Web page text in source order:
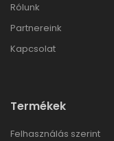
Rólunk
Partnereink
Kapcsolat
Termékek
Felhasználás szerint